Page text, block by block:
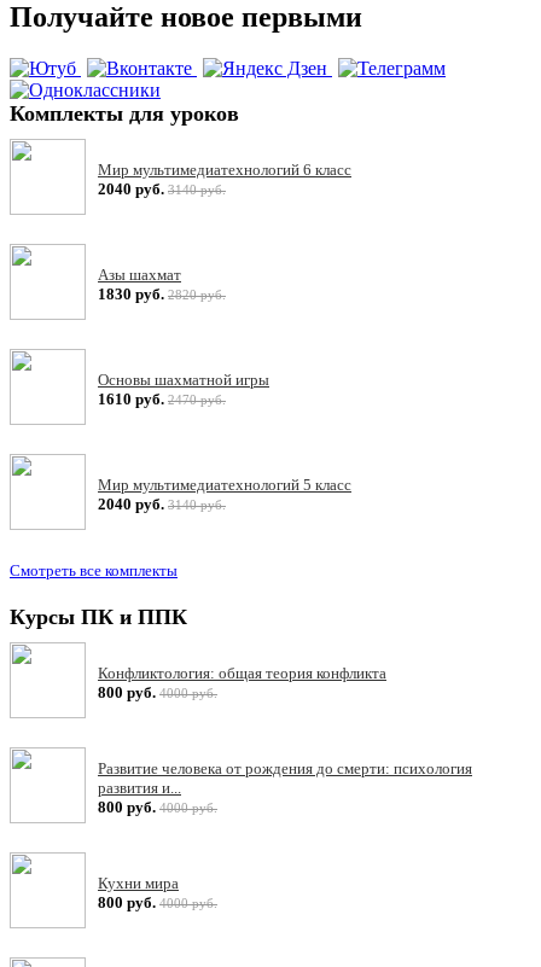
Получайте новое первыми
Комплекты для уроков
Мир мультимедиатехнологий 6 класс
2040 руб. 3140 руб.
Азы шахмат
1830 руб. 2820 руб.
Основы шахматной игры
1610 руб. 2470 руб.
Мир мультимедиатехнологий 5 класс
2040 руб. 3140 руб.
Смотреть все комплекты
Курсы ПК и ППК
Конфликтология: общая теория конфликта
800 руб. 4000 руб.
Развитие человека от рождения до смерти: психология
развития и...
800 руб. 4000 руб.
Кухни мира
800 руб. 4000 руб.